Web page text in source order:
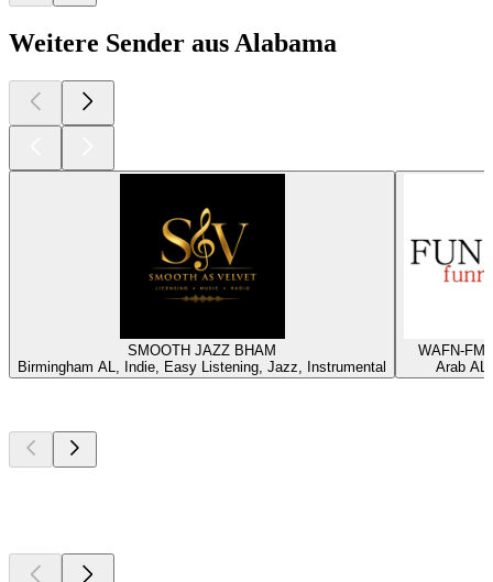
Weitere Sender aus Alabama
SMOOTH JAZZ BHAM
Birmingham AL, Indie, Easy Listening, Jazz, Instrumental
WAFN-FM
Arab